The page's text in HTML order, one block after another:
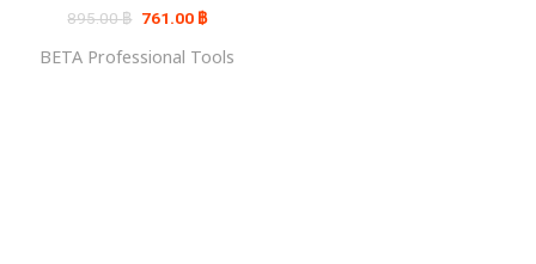
895.00฿ Original
price
895.00 ฿.
761.00 ฿Current
price
761.00 ฿.
BETA Professional Tools